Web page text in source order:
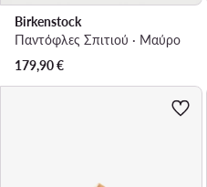
Birkenstock
Παντόφλες Σπιτιού · Μαύρο
179,90€